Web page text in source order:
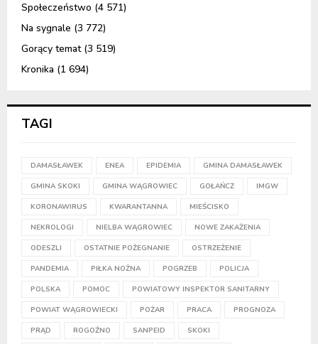
Społeczeństwo (4 571)
Na sygnale (3 772)
Gorący temat(3 519)
Kronika (1 694)
TAGI
DAMASŁAWEK ENEA EPIDEMIA GMINA DAMASŁAWEK
GMINA SKOKI GMINA WĄGROWIEC GOŁAŃCZ IMGW
KORONAWIRUS KWARANTANNA MIEŚCISKO
NEKROLOGI NIELBA WĄGROWIEC NOWE ZAKAŻENIA
ODESZLI OSTATNIE POŻEGNANIE OSTRZEŻENIE
PANDEMIA PIŁKA NOŻNA POGRZEB POLICJA
POLSKA POMOC POWIATOWY INSPEKTOR SANITARNY
POWIAT WĄGROWIECKI POŻAR PRACA PROGNOZA
PRĄD ROGOŹNO SANPEID SKOKI